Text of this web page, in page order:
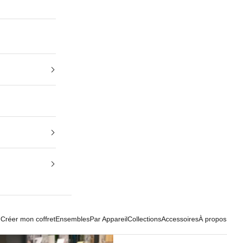
Créer mon coffretEnsemblesPar AppareilCollectionsAccessoiresÀ propos